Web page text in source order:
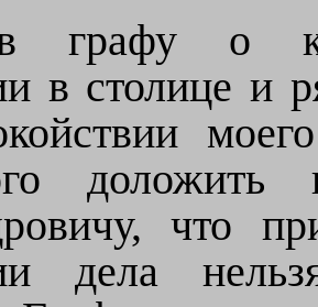
графу о
в столице и
что
дела